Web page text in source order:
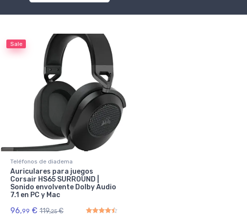
Sale
Teléfonos de diadema
Auriculares para juegos
Corsair HS65 SURROUND |
Sonido envolvente Dolby Audio
7.1 en PC y Mac
96,99 € 119,25 €